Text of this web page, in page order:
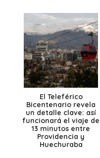
El Teleférico
Bicentenario revela
un detalle clave: así
funcionará el viaje de
13 minutos entre
Providencia y
Huechuraba